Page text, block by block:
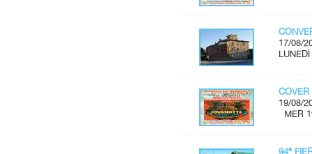
17/08/
COVER
19/08/
MER
94ª